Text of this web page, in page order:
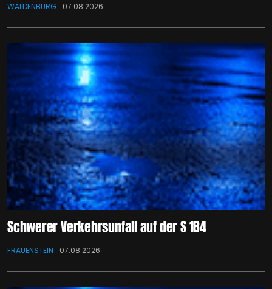
WALDENBURG 07.08.2026
Schwerer Verkehrsunfall auf der S 184
FRAUENSTEIN 07.08.2026